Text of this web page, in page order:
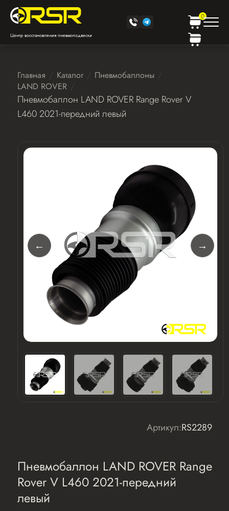
Центр восстановления пневмоподвески
0
Главная Каталог
Пневмобаллоны
LAND ROVER
Пневмобаллон LAND ROVER Range Rover V
L460 2021-передний левый
Артикул:RS2289
Пневмобаллон LAND ROVER Range
Rover V L460 2021-передний
левый